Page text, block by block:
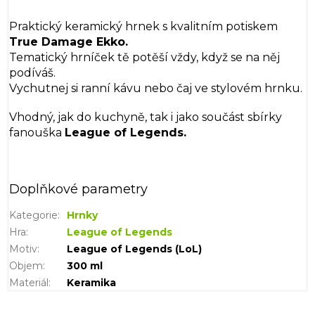
Praktický keramický hrnek s kvalitním potiskem
True Damage Ekko.
Tematický hrníček tě potěší vždy, když se na něj
podíváš.
Vychutnej si ranní kávu nebo čaj ve stylovém hrnku.
Vhodný, jak do kuchyně, tak i jako součást sbírky
fanouška League of Legends.
Doplňkové parametry
Kategorie:
Hrnky
Hra:
League of Legends
Motiv:
League of Legends (LoL)
Objem:
300 ml
Materiál: Keramika